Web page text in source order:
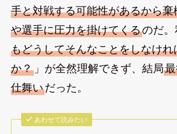
手と対戦する可能性があるから
や選手に圧力を掛けてくるのだ。
もどうしてそんなことをしなけれ
か？」が全然理解できず、結局
仕舞いだった。
あわせて読みたい